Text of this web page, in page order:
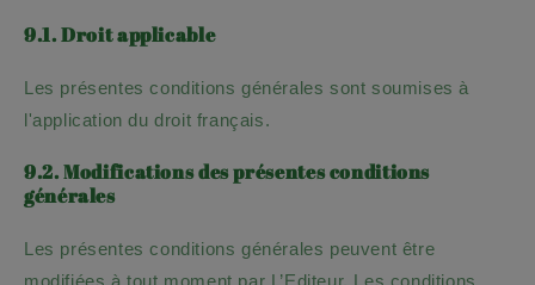
9.1. Droit applicable
Les présentes conditions générales sont soumises à
l'application du droit français.
9.2. Modifications des présentes conditions
générales
Les présentes conditions générales peuvent être